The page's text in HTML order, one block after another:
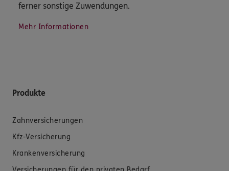
ferner sonstige Zuwendungen.
Mehr Informationen
Produkte
Zahnversicherungen
Kfz-Versicherung
Krankenversicherung